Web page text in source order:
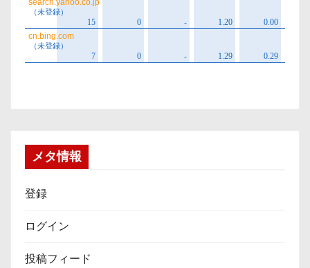
メタ情報
登録
ログイン
投稿フィード